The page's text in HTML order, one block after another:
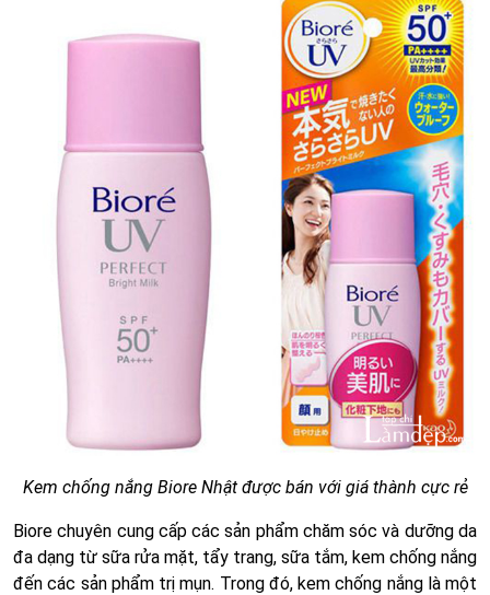
Kem chống nắng Biore Nhật được bán với giá thành cực rẻ
Biore chuyên cung cấp các sản phẩm chăm sóc và dưỡng da
đa dạng từ sữa rửa mặt, tẩy trang, sữa tắm, kem chống nắng
đến các sản phẩm trị mụn. Trong đó, kem chống nắng là một